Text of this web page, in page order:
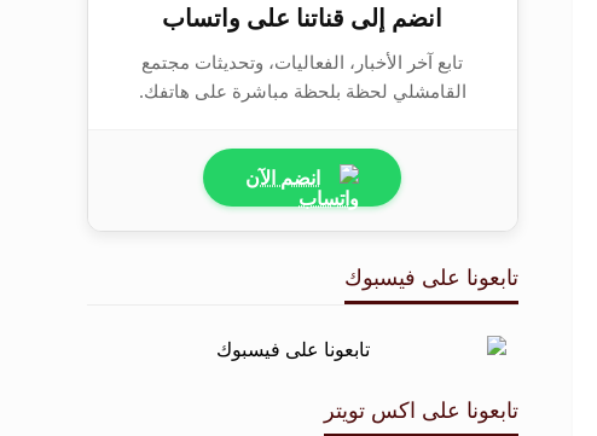
انضم إلى قناتنا على واتساب
تابع آخر الأخبار، الفعاليات، وتحديثات مجتمع
القامشلي لحظة بلحظة مباشرة على هاتفك.
انضم الآن
تابعونا على فيسبوك
تابعونا على اكس تويتر